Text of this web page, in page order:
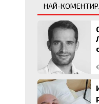
НАЙ-